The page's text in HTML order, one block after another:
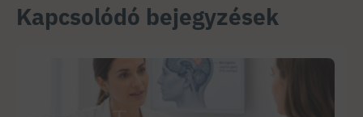
Kapcsolódó bejegyzések